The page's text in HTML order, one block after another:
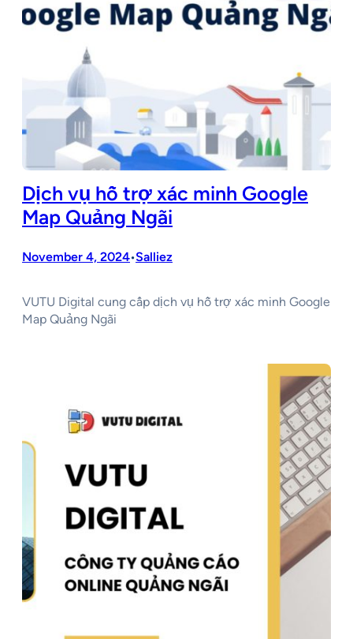
Dịch vụ hỗ trợ xác minh Google
Map Quảng Ngãi
November 4, 2024•Salliez
VUTU Digital cung cấp dịch vụ hỗ trợ xác minh Google
Map Quảng Ngãi